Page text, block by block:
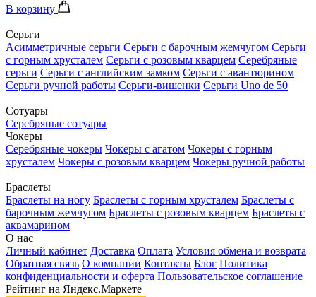
В корзину
Серьги
Асимметричные серьги Серьги с барочным жемчугом Серьги
с горным хрусталем Серьги с розовым кварцем Серебряные
серьги Серьги с английским замком Серьги с авантюрином
Серьги ручной работы Серьги-вишенки Серьги Uno de 50
Сотуары
Серебряные сотуары
Чокеры
Серебряные чокеры Чокеры с агатом Чокеры с горным
хрусталем Чокеры с розовым кварцем Чокеры ручной работы
Браслеты
Браслеты на ногу Браслеты с горным хрусталем Браслеты с
барочным жемчугом Браслеты с розовым кварцем Браслеты с
аквамарином
О нас
Личный кабинет Доставка Оплата Условия обмена и возврата
Обратная связь О компании Контакты Блог Политика
конфиденциальности и оферта Пользовательское соглашение
Рейтинг на Яндекс.Маркете